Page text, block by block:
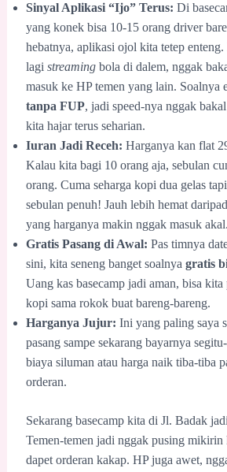
Sinyal Aplikasi “Ijo” Terus: Di
yang konek bisa 10-15 orang driver
hebatnya, aplikasi ojol kita tetep
lagi streamingbola di dalem, nggak
masuk ke HP temen yang lain. Soalnya
tanpa FUP, jadi speed-nya nggak
kita hajar terus seharian.
Iuran Jadi Receh: Harganya kan flat
Kalau kita bagi 10 orang aja, sebulan
orang. Cuma seharga kopi dua gelas
sebulan penuh! Jauh lebih hemat
yang harganya makin nggak masuk akal.
Gratis Pasang di Awal: Pas timnya
sini, kita seneng banget soalnya gratis
Uang kas basecamp jadi aman, bisa
kopi sama rokok buat bareng-bareng.
Harganya Jujur: Ini yang paling saya
pasang sampe sekarang bayarnya
biaya siluman atau harga naik tiba-tiba
orderan.
Sekarang basecamp kita di Jl. Badak
Temen-temen jadi nggak pusing mikirin
dapet orderan kakap. HP juga awet,